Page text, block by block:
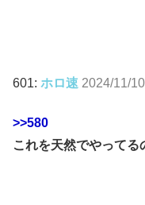
601: ホロ速 2024/11/
>>580
これを天然でやってる